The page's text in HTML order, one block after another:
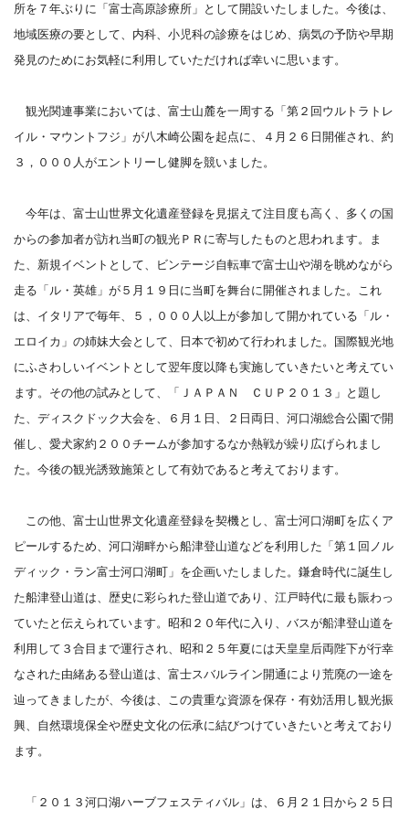
所を７年ぶりに「富士高原診療所」として開設いたしました。今後は、
地域医療の要として、内科、小児科の診療をはじめ、病気の予防や早期
発見のためにお気軽に利用していただければ幸いに思います。
観光関連事業においては、富士山麓を一周する「第２回ウルトラトレ
イル・マウントフジ」が八木崎公園を起点に、４月２６日開催され、約
３，０００人がエントリーし健脚を競いました。
今年は、富士山世界文化遺産登録を見据えて注目度も高く、多くの国
からの参加者が訪れ当町の観光ＰＲに寄与したものと思われます。ま
た、新規イベントとして、ビンテージ自転車で富士山や湖を眺めながら
走る「ル・英雄」が５月１９日に当町を舞台に開催されました。これ
は、イタリアで毎年、５，０００人以上が参加して開かれている「ル・
エロイカ」の姉妹大会として、日本で初めて行われました。国際観光地
にふさわしいイベントとして翌年度以降も実施していきたいと考えてい
ます。その他の試みとして、「ＪＡＰＡＮ ＣＵＰ２０１３」と題し
た、ディスクドック大会を、６月１日、２日両日、河口湖総合公園で開
催し、愛犬家約２００チームが参加するなか熱戦が繰り広げられまし
た。今後の観光誘致施策として有効であると考えております。
この他、富士山世界文化遺産登録を契機とし、富士河口湖町を広くア
ピールするため、河口湖畔から船津登山道などを利用した「第１回ノル
ディック・ラン富士河口湖町」を企画いたしました。鎌倉時代に誕生し
た船津登山道は、歴史に彩られた登山道であり、江戸時代に最も賑わっ
ていたと伝えられています。昭和２０年代に入り、バスが船津登山道を
利用して３合目まで運行され、昭和２５年夏には天皇皇后両陛下が行幸
なされた由緒ある登山道は、富士スバルライン開通により荒廃の一途を
辿ってきましたが、今後は、この貴重な資源を保存・有効活用し観光振
興、自然環境保全や歴史文化の伝承に結びつけていきたいと考えており
ます。
「２０１３河口湖ハーブフェスティバル」は、６月２１日から２５日